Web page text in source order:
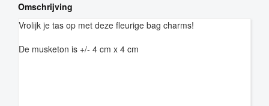
Omschrijving
Vrolijk je tas op met deze fleurige bag charms!
De musketon is +/- 4 cm x 4 cm